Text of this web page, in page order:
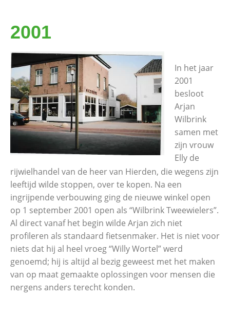
2001
In het jaar
2001
besloot
Arjan
Wilbrink
samen met
zijn vrouw
Elly de
rijwielhandel van de heer van Hierden, die wegens zijn
leeftijd wilde stoppen, over te kopen. Na een
ingrijpende verbouwing ging de nieuwe winkel open
op 1 september 2001 open als “Wilbrink Tweewielers”.
Al direct vanaf het begin wilde Arjan zich niet
profileren als standaard fietsenmaker. Het is niet voor
niets dat hij al heel vroeg “Willy Wortel” werd
genoemd; hij is altijd al bezig geweest met het maken
van op maat gemaakte oplossingen voor mensen die
nergens anders terecht konden.